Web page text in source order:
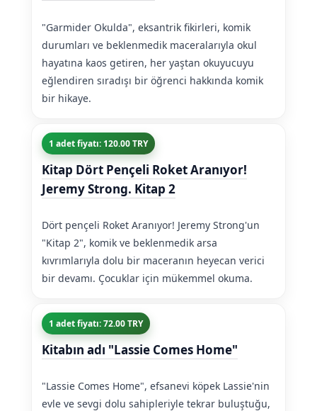
"Garmider Okulda", eksantrik fikirleri, komik
durumları ve beklenmedik maceralarıyla okul
hayatına kaos getiren, her yaştan okuyucuyu
eğlendiren sıradışı bir öğrenci hakkında komik
bir hikaye.
1 adet fiyatı: 120.00 TRY
Kitap Dört Pençeli Roket Aranıyor!
Jeremy Strong. Kitap 2
Dört pençeli Roket Aranıyor! Jeremy Strong'un
"Kitap 2", komik ve beklenmedik arsa
kıvrımlarıyla dolu bir maceranın heyecan verici
bir devamı. Çocuklar için mükemmel okuma.
1 adet fiyatı: 72.00 TRY
Kitabın adı "Lassie Comes Home"
"Lassie Comes Home", efsanevi köpek Lassie'nin
evle ve sevgi dolu sahipleriyle tekrar buluştuğu,